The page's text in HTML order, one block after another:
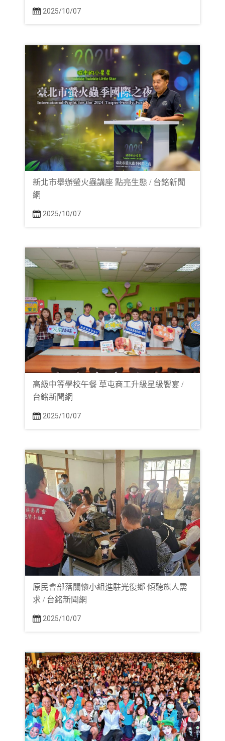
2025/10/07
新北市舉辦螢火蟲講座 點亮生態 / 台銘新聞
網
2025/10/07
高級中等學校午餐 草屯商工升級星級饗宴 /
台銘新聞網
2025/10/07
原民會部落關懷小組進駐光復鄉 傾聽族人需
求 / 台銘新聞網
2025/10/07